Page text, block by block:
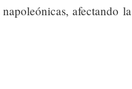
afectando la